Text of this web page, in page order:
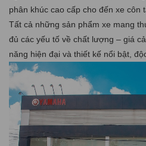
phân khúc cao cấp cho đến xe côn
Tất cả những sản phẩm xe mang
đủ các yếu tố về chất lượng – giá
năng hiện đại và thiết kế nổi bật,